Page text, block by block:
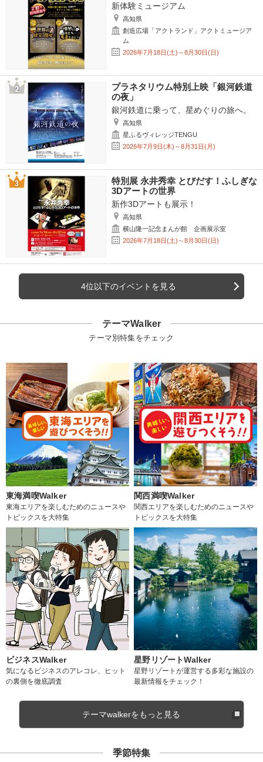
新体験ミュージアム
高知県
創造広場「アクトランド」アクトミュージア
ム
2026年7月18日(土)～8月30日(日)
プラネタリウム特別上映「銀河鉄道
の夜」
銀河鉄道に乗って、星めぐりの旅へ。
高知県
星ふるヴィレッジTENGU
2026年7月9日(木)～8月31日(月)
特別展 永井秀幸 とびだす！ふしぎな
3Dアートの世界
新作3Dアートも展示！
高知県
横山隆一記念まんが館 企画展示室
2026年7月18日(土)～8月30日(日)
4位以下のイベントを見る
テーマWalker
テーマ別特集をチェック
東海満喫Walker
東海エリアを楽しむためのニュースや
トピックスを大特集
関西満喫Walker
関西エリアを楽しむためのニュースや
トピックスを大特集
ビジネスWalker
気になるビジネスのアレコレ、ヒット
の裏側を徹底調査
星野リゾートWalker
星野リゾートが運営する多彩な施設の
最新情報をチェック！
テーマwalkerをもっと見る
季節特集